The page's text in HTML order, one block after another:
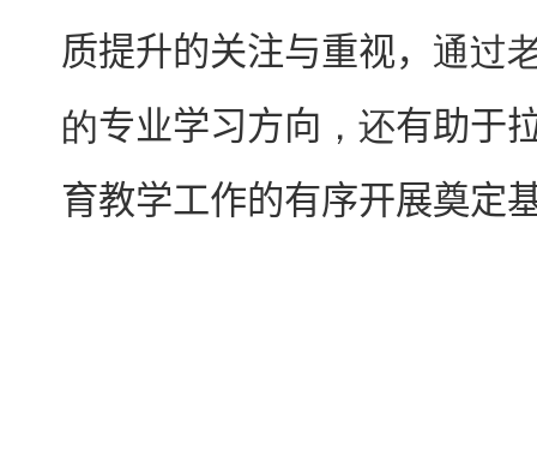
质提升的关注与重视， 通过
的专业学习方向 ， 还有助于
育教学工作的有序开展奠定